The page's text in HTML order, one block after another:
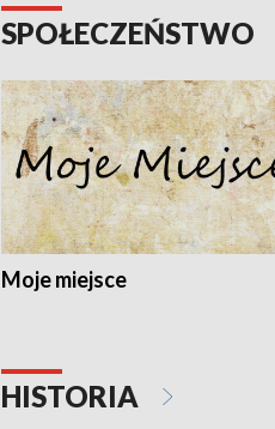
SPOŁECZEŃSTWO
Moje miejsce
HISTORIA